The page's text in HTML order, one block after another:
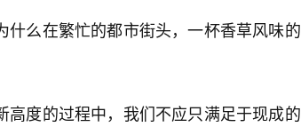
什么在繁忙的都市街头，一杯香草风味
高度的过程中，我们不应只满足于现成